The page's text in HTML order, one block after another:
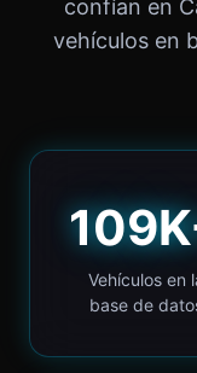
confían en
vehículos en
Vehículos en
base de